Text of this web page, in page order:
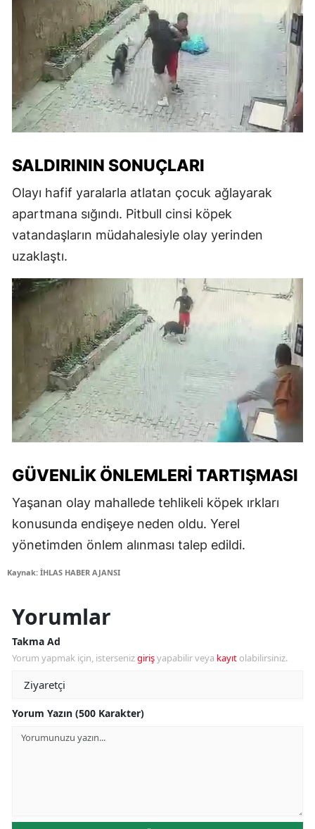
SALDIRININ SONUÇLARI
Olayı hafif yaralarla atlatan çocuk ağlayarak
apartmana sığındı. Pitbull cinsi köpek
vatandaşların müdahalesiyle olay yerinden
uzaklaştı.
GÜVENLIK ÖNLEMLERI TARTIŞMASI
Yaşanan olay mahallede tehlikeli köpek ırkları
konusunda endişeye neden oldu. Yerel
yönetimden önlem alınması talep edildi.
Kaynak: İHLAS HABER AJANSI
Yorumlar
Takma Ad
Yorum yapmak için, istersenizgirişyapabilir veya kayıt olabilirsiniz.
Yorum Yazın (500 Karakter)